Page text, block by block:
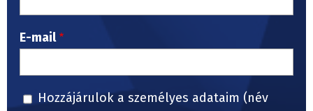
E-mail
Hozzájárulok a személyes adataim (név